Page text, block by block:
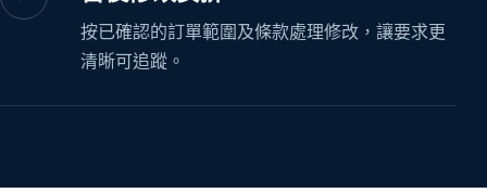
按已確認的訂單範圍及條款處理修改，讓要求更
清晰可追蹤。